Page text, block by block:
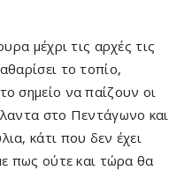
μέχρι τις αρχές τις
το τοπίο,
σημείο να παίζουν οι
στο Πεντάγωνο και
κάτι που δεν έχει
πως ούτε και τώρα θα